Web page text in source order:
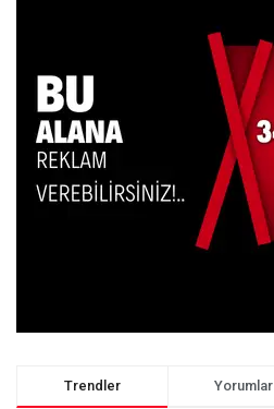
Trendler Yorumlar